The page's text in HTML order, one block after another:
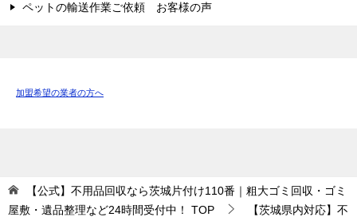
ペットの輸送作業ご依頼 お客様の声
加盟希望の業者の方へ
【公式】不用品回収なら茨城片付け110番｜粗大ゴミ回収・ゴミ
屋敷・遺品整理など24時間受付中！
TOP
【茨城県内対応】不